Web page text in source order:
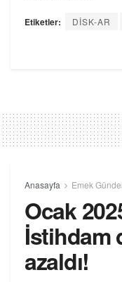
Etiketler: DİSK-AR
Anasayfa Emek
Ocak
İstihdam
azaldı!